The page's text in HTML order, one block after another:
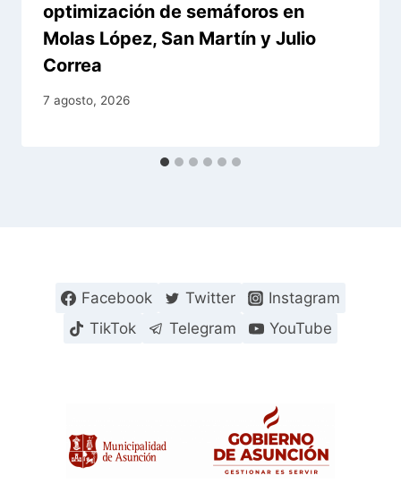
optimización de semáforos en
Molas López, San Martín y Julio
Correa
7 agosto, 2026
Facebook Twitter
Instagram
TikTok
Telegram YouTube